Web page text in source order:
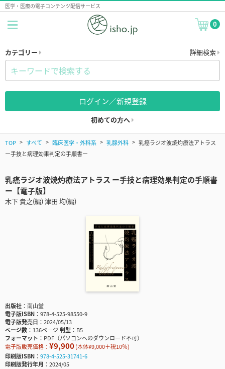
医学・医療の電子コンテンツ配信サービス
0
カテゴリー 詳細検索
ログイン／新規登録
初めての方へ
TOP すべて 臨床医学・外科系 乳腺外科
乳癌ラジオ波焼灼療法アトラス
ー手技と病理効果判定の手順書ー
乳癌ラジオ波焼灼療法アトラス ー手技と病理効果判定の手順書
ー【電子版】
木下 貴之(編) 津田 均(編)
出版社
南山堂
電子版ISBN
978-4-525-98550-9
電子版発売日
2024/05/13
ページ数
136ページ判型
B5
フォーマット
PDF（パソコンへのダウンロード不可）
電子版販売価格： ¥9,900(本体¥9,000＋税10％)
印刷版ISBN
978-4-525-31741-6
印刷版発行年月
2024/05